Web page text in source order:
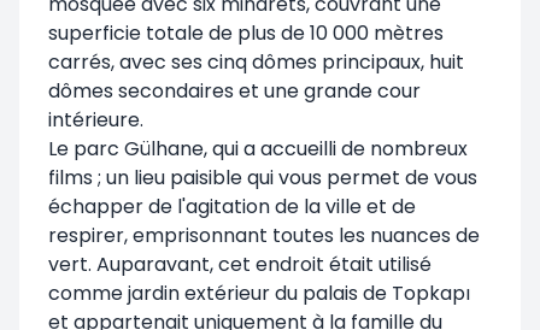
superficie totale de plus de 10 000 mètres
carrés, avec ses cinq dômes principaux, huit
dômes secondaires et une grande cour
intérieure.
Le parc Gülhane, qui a accueilli de nombreux
films ; un lieu paisible qui vous permet de vous
échapper de l'agitation de la ville et de
respirer, emprisonnant toutes les nuances de
vert. Auparavant, cet endroit était utilisé
comme jardin extérieur du palais de Topkapı
et appartenait uniquement à la famille du